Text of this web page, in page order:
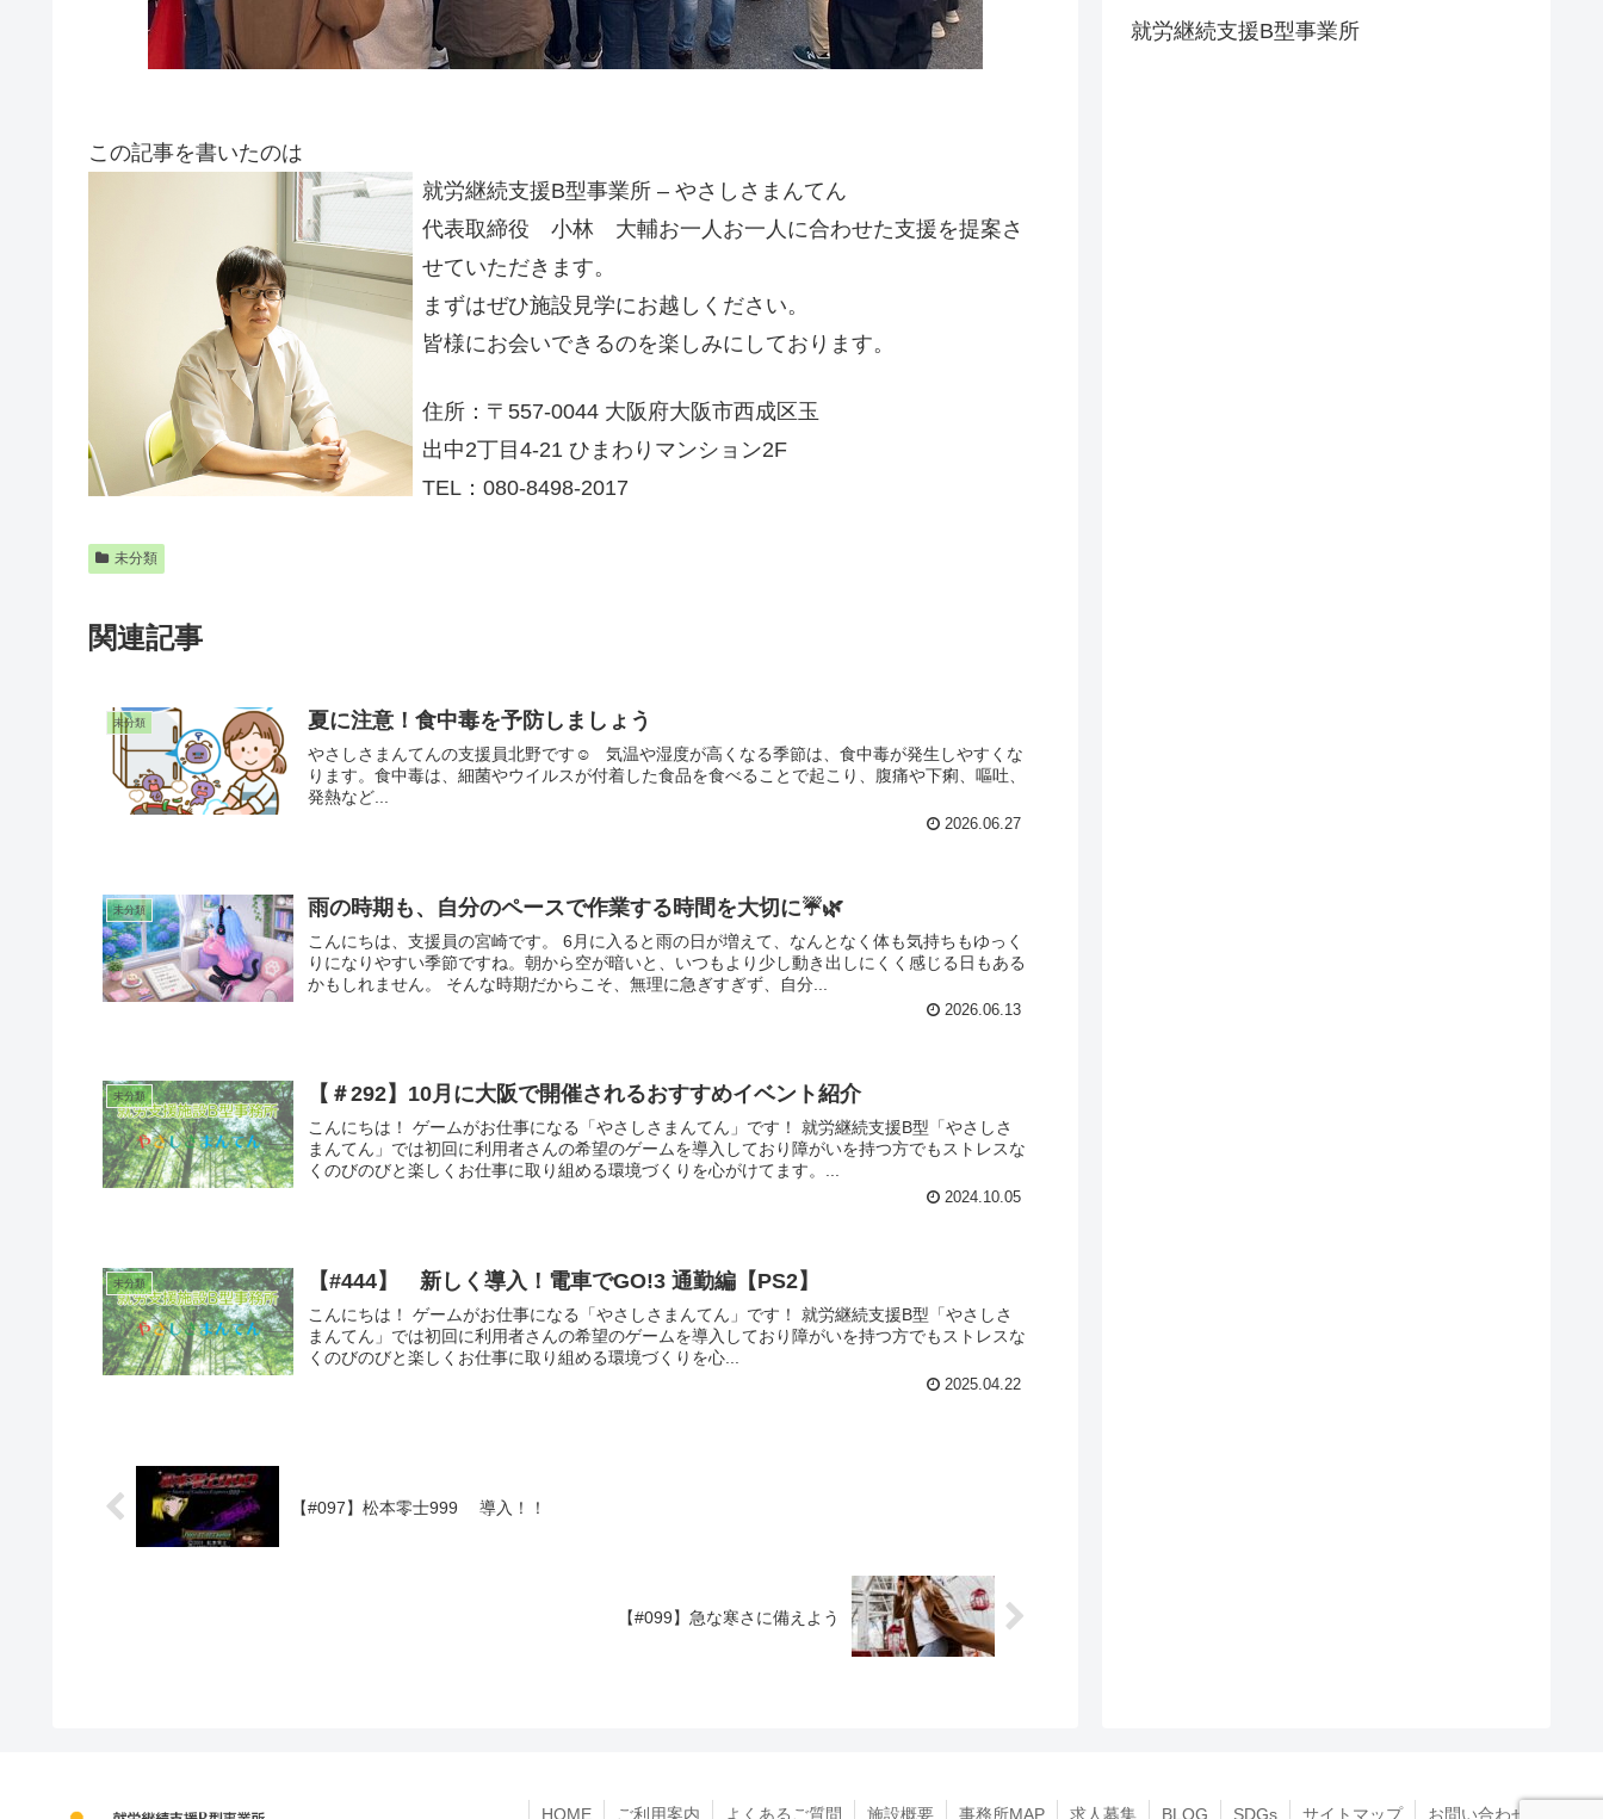
この記事を書いたのは
就労継続支援B型事業所 – やさしさまんてん
代表取締役 小林 大輔お一人お一人に合わせた支援を提案さ
せていただきます。
まずはぜひ施設見学にお越しください。
皆様にお会いできるのを楽しみにしております。
住所：〒557-0044 大阪府大阪市西成区玉
出中2丁目4-21 ひまわりマンション2F
TEL：080-8498-2017
未分類
関連記事
未分類 夏に注意！食中毒を予防しましょう
やさしさまんてんの支援員北野です☺️ 気温や湿度が高くなる季節は、食中毒が発生しやすくな
ります。食中毒は、細菌やウイルスが付着した食品を食べることで起こり、腹痛や下痢、嘔吐、
発熱など...
2026.06.27
未分類 雨の時期も、自分のペースで作業する時間を大切に☔🌿
こんにちは、支援員の宮崎です。 6月に入ると雨の日が増えて、なんとなく体も気持ちもゆっく
りになりやすい季節ですね。朝から空が暗いと、いつもより少し動き出しにくく感じる日もある
かもしれません。 そんな時期だからこそ、無理に急ぎすぎず、自分...
2026.06.13
未分類 【＃292】10月に大阪で開催されるおすすめイベント紹介
こんにちは！ ゲームがお仕事になる「やさしさまんてん」です！ 就労継続支援B型「やさしさ
まんてん」では初回に利用者さんの希望のゲームを導入しており障がいを持つ方でもストレスな
くのびのびと楽しくお仕事に取り組める環境づくりを心がけてます。...
2024.10.05
未分類 【#444】 新しく導入！電車でGO!3 通勤編【PS2】
こんにちは！ ゲームがお仕事になる「やさしさまんてん」です！ 就労継続支援B型「やさしさ
まんてん」では初回に利用者さんの希望のゲームを導入しており障がいを持つ方でもストレスな
くのびのびと楽しくお仕事に取り組める環境づくりを心...
2025.04.22
【#097】松本零士999 導入！！
【#099】急な寒さに備えよう
就労継続支援B型事業所
HOME ご利用案内 よくあるご質問 施設概要 事務所MAP 求人募集 BLOG SDGs サイトマップ お問い合わせ